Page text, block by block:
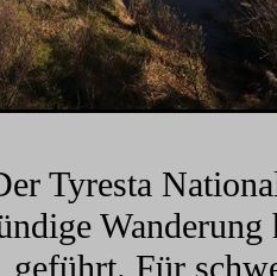
Tyresta
geführt. Für